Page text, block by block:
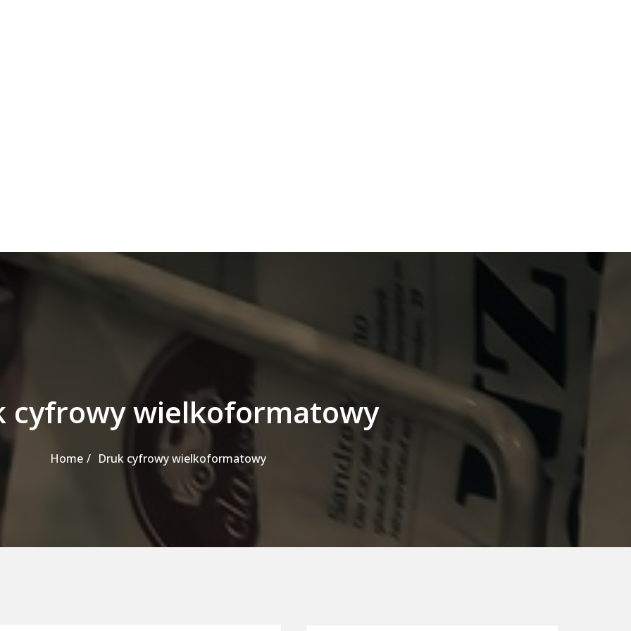
cyfrowy wielkoformatowy
Home Druk cyfrowy wielkoformatowy